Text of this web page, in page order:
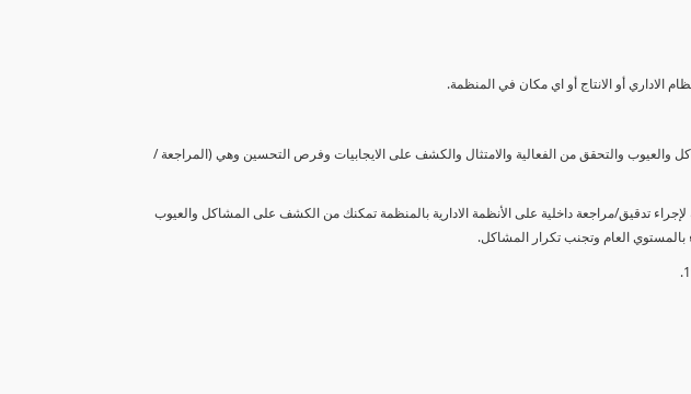
أو الانتاج أو اي مكان في المنظمة.
والعيوب والتحقق من الفعالية والامتثال والكشف على الايجابيات وفرص التحسين وهي (المراجعة /
تدقيق/مراجعة داخلية على الأنظمة الادارية بالمنظمة تمكنك من الكشف على المشاكل والعيوب
بالمستوي العام وتجنب تكرار المشاكل.